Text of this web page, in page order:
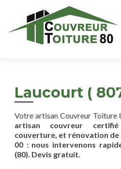
Laucourt (
Votre artisan Couvreur Toiture
artisan couvreur
couverture, et rénovation
00 : nous intervenons
(80). Devis gratuit.